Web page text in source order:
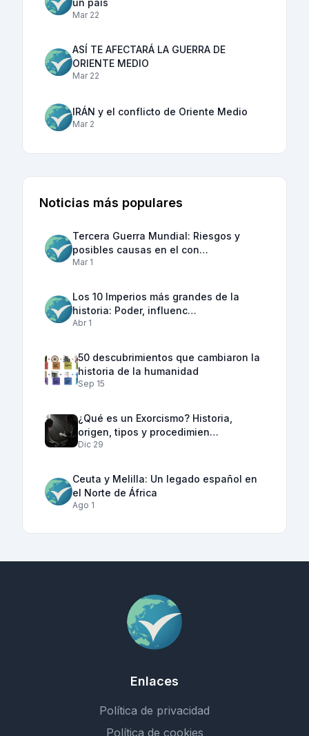
Mar 22
ASÍ TE AFECTARÁ LA GUERRA DE
ORIENTE MEDIO
Mar 22
IRÁN y el conflicto de Oriente Medio
Mar 2
Noticias más populares
Tercera Guerra Mundial: Riesgos y
posibles causas en el con…
Mar 1
Los 10 Imperios más grandes de la
historia: Poder, influenc…
Abr 1
50 descubrimientos que cambiaron la
historia de la humanidad
Sep 15
¿Qué es un Exorcismo? Historia,
origen, tipos y procedimien…
Dic 29
Ceuta y Melilla: Un legado español en
el Norte de África
Ago 1
Enlaces
Política de privacidad
Política de cookies